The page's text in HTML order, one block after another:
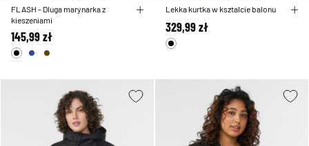
FLASH - Dluga marynarka z
kieszeniami
145,99 zł
Lekka kurtka w ksztalcie balonu
329,99 zł